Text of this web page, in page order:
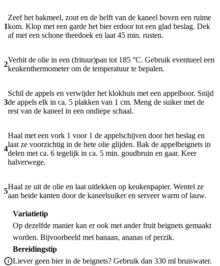
1
Zeef het bakmeel, zout en de helft van de kaneel boven een ruime
kom. Klop met een garde het bier erdoor tot een glad beslag. Dek
af met een schone theedoek en laat 45 min. rusten.
2
Verhit de olie in een (frituur)pan tot 185 °C. Gebruik eventueel een
keukenthermometer om de temperatuur te bepalen.
3
Schil de appels en verwijder het klokhuis met een appelboor. Snijd
de appels elk in ca. 5 plakken van 1 cm. Meng de suiker met de
rest van de kaneel in een ondiepe schaal.
4
Haal met een vork 1 voor 1 de appelschijven door het beslag en
laat ze voorzichtig in de hete olie glijden. Bak de appelbeignets in
delen met ca. 6 tegelijk in ca. 5 min. goudbruin en gaar. Keer
halverwege.
5
Haal ze uit de olie en laat uitlekken op keukenpapier. Wentel ze
aan beide kanten door de kaneelsuiker en serveer warm of lauw.
Variatietip
Op dezelfde manier kan er ook met ander fruit beignets gemaakt
worden. Bijvoorbeeld met banaan, ananas of perzik.
Bereidingstip
Liever geen bier in de beignets? Gebruik dan 330 ml bruiswater.